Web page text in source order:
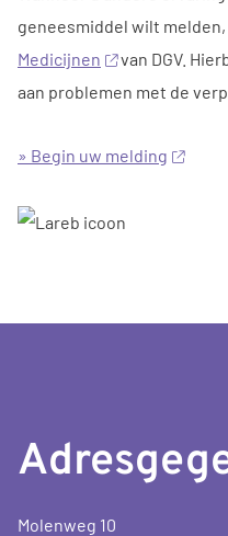
geneesmiddel wilt
Medicijnen
van DGV.
aan problemen met de
» Begin uw melding
Molenweg 10